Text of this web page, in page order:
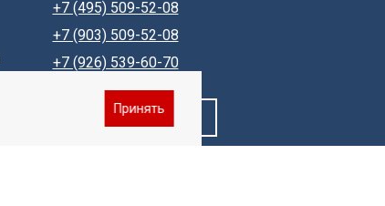
+7 (495) 509-52-08
+7 (903) 509-52-08
+7 (926) 539-60-70
Заказать звонок
Принять